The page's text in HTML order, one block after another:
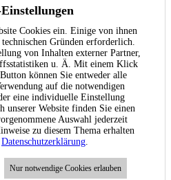
Cookies ein. Einige von ihnen
Gründen erforderlich.
von Inhalten externer Partner,
u. Ä. Mit einem Klick
können Sie entweder alle
auf die notwendigen
eine individuelle Einstellung
unserer Website finden Sie einen
Auswahl jederzeit
zu diesem Thema erhalten
Datenschutzerklärung
Nur notwendige Cookies erlauben